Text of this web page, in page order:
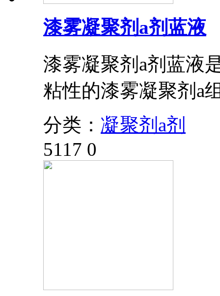
漆雾凝聚剂a剂蓝液
漆雾凝聚剂a剂蓝液
粘性的漆雾凝聚剂a
分类： 凝聚剂a剂
5117 0